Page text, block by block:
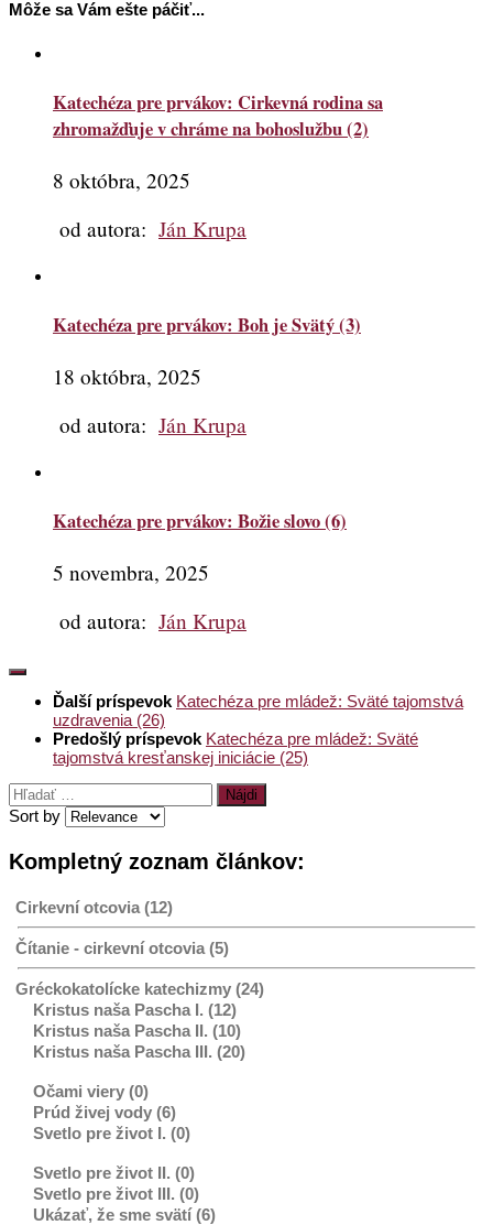
Môže sa Vám ešte páčiť...
Katechéza pre prvákov: Cirkevná rodina sa
zhromažďuje v chráme na bohoslužbu (2)
8 októbra, 2025
od autora: Ján Krupa
Katechéza pre prvákov: Boh je Svätý (3)
18 októbra, 2025
od autora: Ján Krupa
Katechéza pre prvákov: Božie slovo (6)
5 novembra, 2025
od autora: Ján Krupa
Ďalší príspevok Katechéza pre mládež: Sväté tajomstvá
uzdravenia (26)
Predošlý príspevok Katechéza pre mládež: Sväté
tajomstvá kresťanskej iniciácie (25)
Hľadať:
Sort by
Kompletný zoznam článkov:
Cirkevní otcovia (12)
Čítanie - cirkevní otcovia (5)
Gréckokatolícke katechizmy (24)
Kristus naša Pascha I. (12)
Kristus naša Pascha II. (10)
Kristus naša Pascha III. (20)
Očami viery (0)
Prúd živej vody (6)
Svetlo pre život I. (0)
Svetlo pre život II. (0)
Svetlo pre život III. (0)
Ukázať, že sme svätí (6)